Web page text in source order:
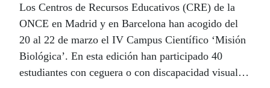
Los Centros de Recursos Educativos (CRE) de la
ONCE en Madrid y en Barcelona han acogido del
20 al 22 de marzo el IV Campus Científico ‘Misión
Biológica’. En esta edición han participado 40
estudiantes con ceguera o con discapacidad visual